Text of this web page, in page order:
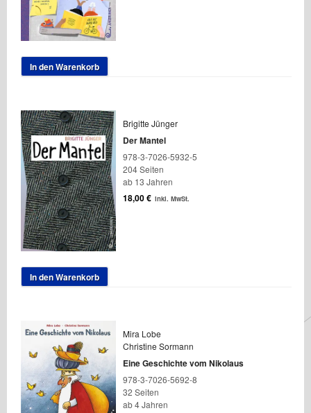
In den Warenkorb
Brigitte Jünger
Der Mantel
978-3-7026-5932-5
204 Seiten
ab 13 Jahren
18,00€ inkl. MwSt.
In den Warenkorb
Mira Lobe
Christine Sormann
Eine Geschichte vom Nikolaus
978-3-7026-5692-8
32 Seiten
ab 4 Jahren